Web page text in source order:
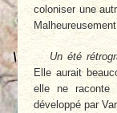
coloniser une
Un été
Elle aurait
elle ne raconte
développé par